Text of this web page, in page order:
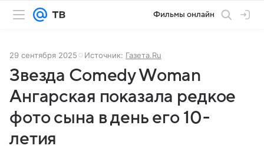
Фильмы онлайн
29 сентября 2025 Источник: Газета.Ru
Звезда Comedy Woman
Ангарская показала редкое
фото сына в день его 10-
летия